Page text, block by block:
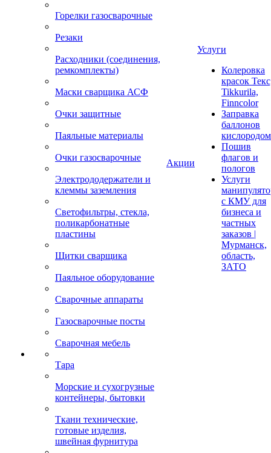
Горелки газосварочные
Резаки
Расходники (соединения,
ремкомплекты)
Маски сварщика АСФ
Очки защитные
Паяльные материалы
Очки газосварочные
Электрододержатели и
клеммы заземления
Светофильтры, стекла,
поликарбонатные
пластины
Щитки сварщика
Паяльное оборудование
Сварочные аппараты
Газосварочные посты
Сварочная мебель
Тара
Морские и сухогрузные
контейнеры, бытовки
Ткани технические,
готовые изделия,
швейная фурнитура
Акции
Услуги
Колеровка
красок
Tikkurila,
Finncolor
Заправка
баллонов
кислородом
Пошив
флагов и
пологов
Услуги
с КМУ для
бизнеса и
частных
заказов |
Мурманск,
область,
ЗАТО